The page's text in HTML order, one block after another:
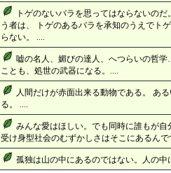
トゲのないバラを思ってはならないの
う者は、 トゲのあるバラを承知のうえでト
らない。 ....
嘘の名人、媚びの達人、へつらいの哲
ことも、処世の武器になる。....
人間だけが赤面出来る動物である。 あ
る。 ....
みんな愛はほしい。でも同時に誰もが
受け身型社会のむずかしさはそこにあるん
孤独は山の中にあるのではない。人の中